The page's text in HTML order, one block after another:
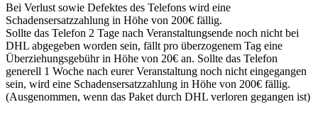
Bei Verlust sowie Defektes des Telefons wird eine
Schadensersatzzahlung in Höhe von 200€ fällig.
Sollte das Telefon 2 Tage nach Veranstaltungsende noch nicht bei
DHL abgegeben worden sein, fällt pro überzogenem Tag eine
Überziehungsgebühr in Höhe von 20€ an. Sollte das Telefon
generell 1 Woche nach eurer Veranstaltung noch nicht eingegangen
sein, wird eine Schadensersatzzahlung in Höhe von 200€ fällig.
(Ausgenommen, wenn das Paket durch DHL verloren gegangen ist)